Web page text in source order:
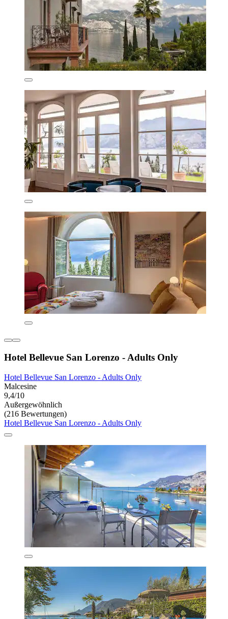
Hotel Bellevue San Lorenzo - Adults Only
Hotel Bellevue San Lorenzo - Adults Only
Malcesine
9,4/10
Außergewöhnlich
(216 Bewertungen)
Hotel Bellevue San Lorenzo - Adults Only